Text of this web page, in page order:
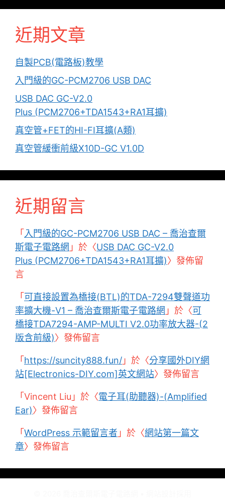
近期文章
自製PCB(電路板)教學
入門級的GC-PCM2706 USB DAC
USB DAC GC-V2.0
Plus (PCM2706+TDA1543+RA1耳擴)
真空管+FET的HI-FI耳擴(A類)
真空管緩衝前級X10D-GC V1.0D
近期留言
「入門級的GC-PCM2706 USB DAC – 喬治查爾
斯電子電路網 」於〈USB DAC GC-V2.0
Plus (PCM2706+TDA1543+RA1耳擴)〉發佈留
言
「可直接設置為橋接(BTL)的TDA-7294雙聲道功
率擴大機-V1 – 喬治查爾斯電子電路網 」於〈可
橋接TDA7294-AMP-MULTI V2.0功率放大器-(2
版含前級)〉發佈留言
「https://suncity888.fun/ 」於〈分享國外DIY網
站[Electronics-DIY.com]英文網站〉發佈留言
「Vincent Liu 」於〈電子耳(助聽器)-(Amplified
Ear)〉發佈留言
「WordPress 示範留言者 」於〈網站第一篇文
章〉發佈留言